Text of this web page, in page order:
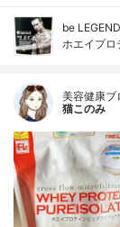
be
ホエイプロ
美容健康ブ
猫このみ